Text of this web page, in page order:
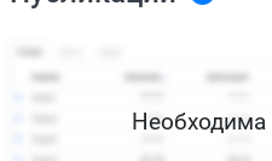
Необходима